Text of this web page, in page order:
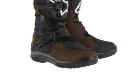
era:
299,95€.